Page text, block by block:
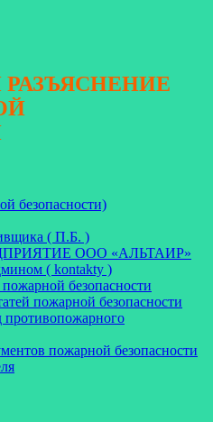
безопасности)
( П.Б. )
ООО «АЛЬТАИР»
( kontakty )
безопасности
пожарной безопасности
пожарной безопасности